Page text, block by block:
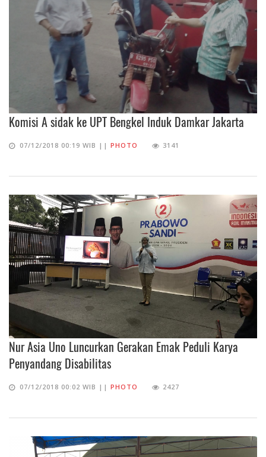
Komisi A sidak ke UPT Bengkel Induk Damkar Jakarta
07/12/2018 00:19 WIB || PHOTO 3141
Nur Asia Uno Luncurkan Gerakan Emak Peduli Karya
Penyandang Disabilitas
07/12/2018 00:02 WIB || PHOTO 2427